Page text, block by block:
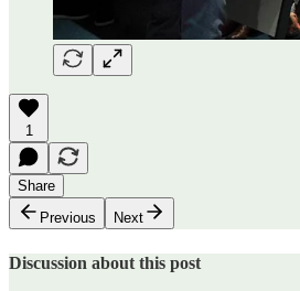
1
Share
Previous
Next
Discussion about this post